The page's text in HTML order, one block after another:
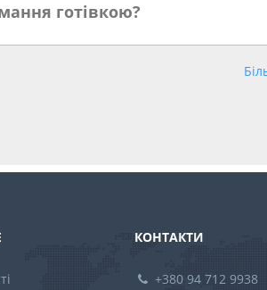
готівкою?
КОНТАКТИ
+380 94 712 9938